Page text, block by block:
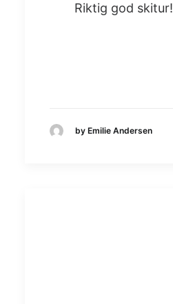
Riktig god skitur!
by Emilie Andersen